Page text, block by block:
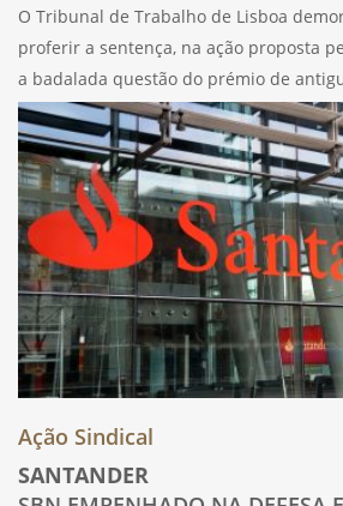
O Tribunal de Trabalho de Lisboa
proferir a sentença, na ação proposta
a badalada questão do prémio de
contrariando as expetativas, não deu
defenderam todos
Ação Sindical
SANTANDER